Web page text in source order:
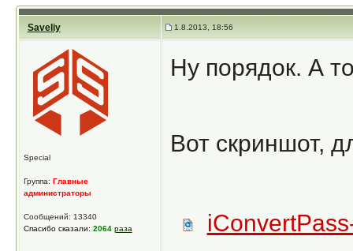
Saveliy 1.8.2013, 18:56
Special
Группа: Главные
администраторы
Сообщений: 13340
Спасибо сказали: 2064 раза
Ну порядок. А
Вот скриншот,